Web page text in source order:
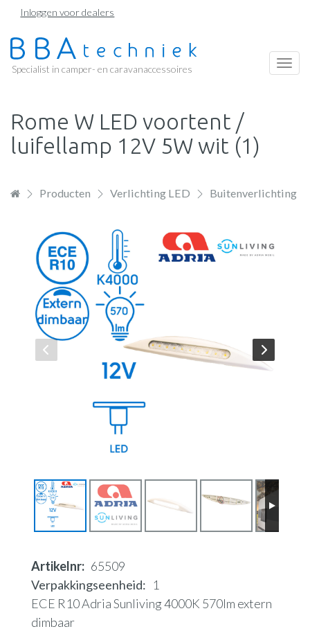
Overslaan
naar
de
Inloggen voor dealers
Specialist in camper- en caravanaccessoires
Rome W LED voortent /
luifellamp 12V 5W wit (1)
Producten Verlichting LED Buitenverlichting
Artikelnr
65509
Verpakkingseenheid
1
ECE R10 Adria Sunliving 4000K 570lm extern
dimbaar